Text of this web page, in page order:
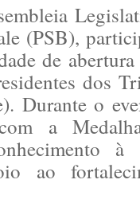
(PSB),
de
dos
Durante o
com a
à
ao